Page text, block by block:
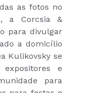
as fotos no
a Corcsia &
para divulgar
a domicílio
Kulikovsky se
e
para